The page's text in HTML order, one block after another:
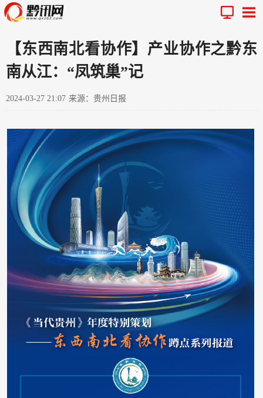
【东西南北看协作】产业协作之黔东
南从江：“凤筑巢”记
2024-03-27 21:07 来源：贵州日报